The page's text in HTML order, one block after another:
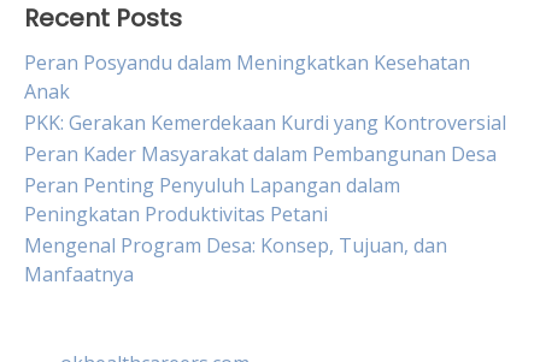
Recent Posts
Peran Posyandu dalam Meningkatkan Kesehatan
Anak
PKK: Gerakan Kemerdekaan Kurdi yang Kontroversial
Peran Kader Masyarakat dalam Pembangunan Desa
Peran Penting Penyuluh Lapangan dalam
Peningkatan Produktivitas Petani
Mengenal Program Desa: Konsep, Tujuan, dan
Manfaatnya